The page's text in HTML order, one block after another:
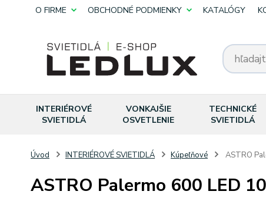
O FIRME OBCHODNÉ PODMIENKY KATALÓGY
INTERIÉROVÉ
SVIETIDLÁ
VONKAJŠIE
OSVETLENIE
TECHNICKÉ
SVIETIDLÁ
Úvod INTERIÉROVÉ SVIETIDLÁ Kúpeľňové ASTRO
ASTRO Palermo 600 LED